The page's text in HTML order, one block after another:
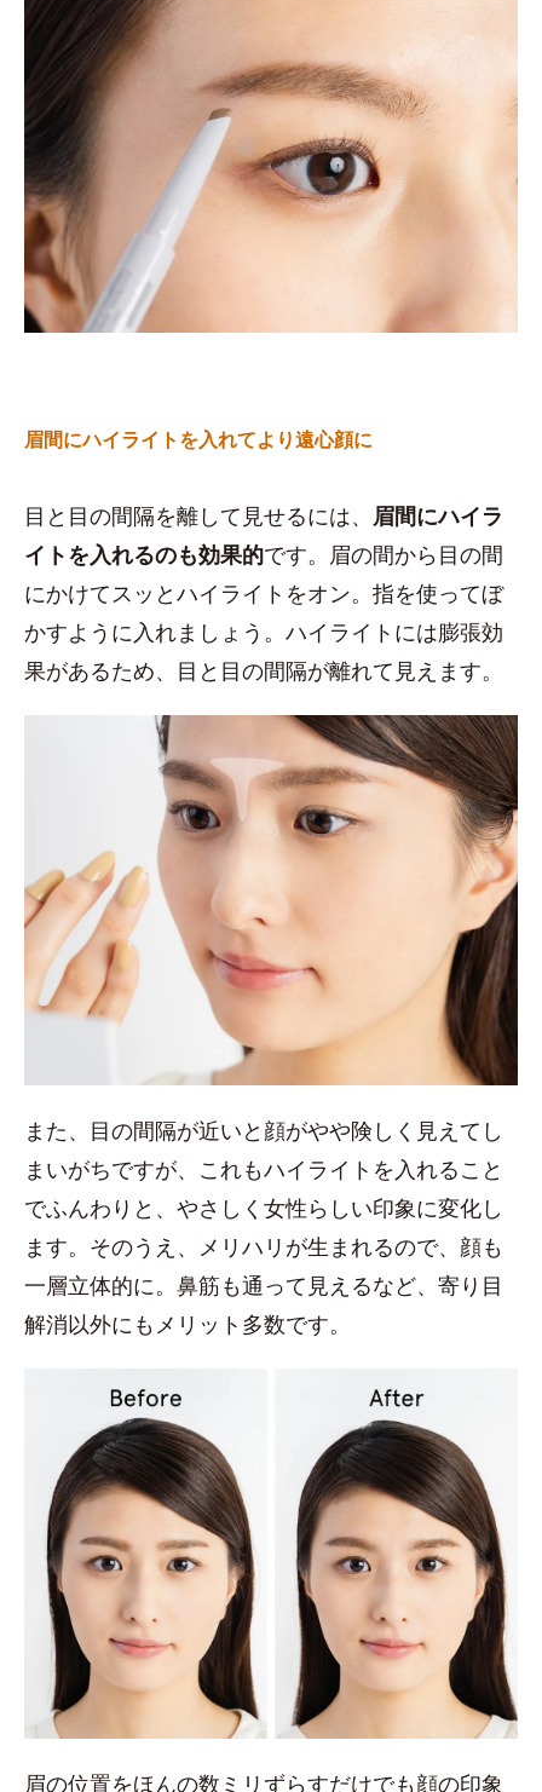
眉間にハイライトを入れてより遠心顔に
目と目の間隔を離して見せるには、 眉間にハイラ
イトを入れるのも効果的です。眉の間から目の間
にかけてスッとハイライトをオン。指を使ってぼ
かすように入れましょう。ハイライトには膨張効
果があるため、目と目の間隔が離れて見えます。
また、目の間隔が近いと顔がやや険しく見えてし
まいがちですが、これもハイライトを入れること
でふんわりと、やさしく女性らしい印象に変化し
ます。そのうえ、メリハリが生まれるので、顔も
一層立体的に。鼻筋も通って見えるなど、寄り目
解消以外にもメリット多数です。
眉の位置をほんの数ミリずらすだけでも顔の印象